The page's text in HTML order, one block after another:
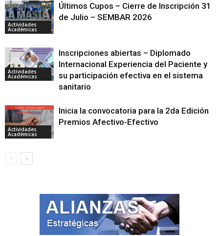
Actividades
Académicas
Últimos Cupos – Cierre de Inscripción 31
de Julio – SEMBAR 2026
Actividades
Académicas
Inscripciones abiertas – Diplomado
Internacional Experiencia del Paciente y
su participación efectiva en el sistema
sanitario
Actividades
Académicas
Inicia la convocatoria para la 2da Edición
Premios Afectivo-Efectivo